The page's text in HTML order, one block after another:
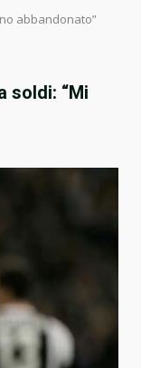
abbandonato”
soldi: “Mi